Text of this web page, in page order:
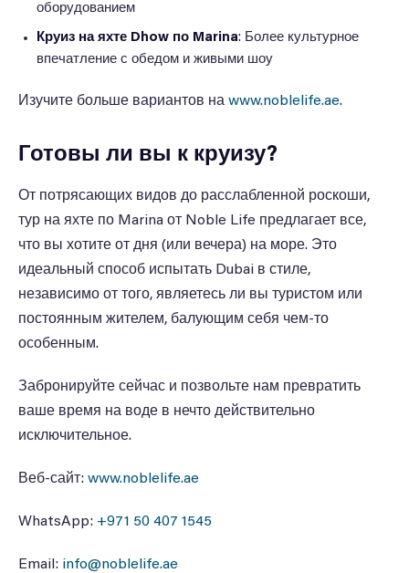
оборудованием
Круиз на яхте Dhow по Marina: Более культурное
впечатление с обедом и живыми шоу
Изучите больше вариантов на www.noblelife.ae.
Готовы ли вы к круизу?
От потрясающих видов до расслабленной роскоши,
тур на яхте по Marina от Noble Life предлагает все,
что вы хотите от дня (или вечера) на море. Это
идеальный способ испытать Dubai в стиле,
независимо от того, являетесь ли вы туристом или
постоянным жителем, балующим себя чем-то
особенным.
Забронируйте сейчас и позвольте нам превратить
ваше время на воде в нечто действительно
исключительное.
Веб-сайт: www.noblelife.ae
WhatsApp: +971 50 407 1545
Email: info@noblelife.ae